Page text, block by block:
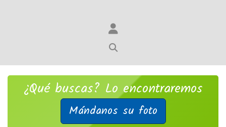
¿Qué buscas? Lo encontraremos
Mándanos su foto